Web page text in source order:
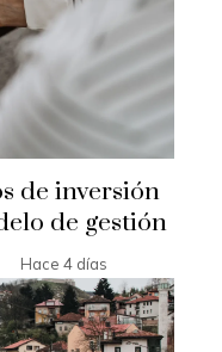
de inversión
de gestión
Hace 4 días